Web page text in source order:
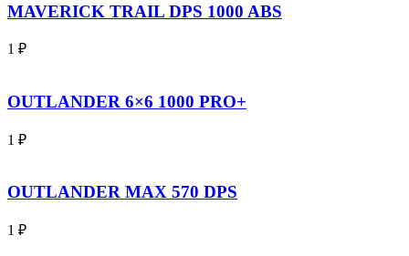
MAVERICK TRAIL DPS 1000 ABS
1 ₽
OUTLANDER 6×6 1000 PRO+
1 ₽
OUTLANDER MAX 570 DPS
1 ₽